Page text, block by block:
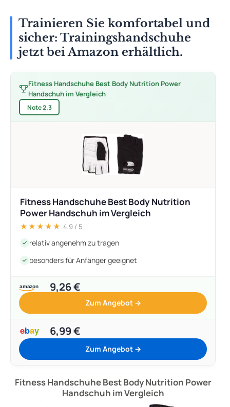
Trainieren Sie komfortabel und
sicher: Trainingshandschuhe
jetzt bei Amazon erhältlich.
Fitness Handschuhe Best Body Nutrition Power
Handschuh im Vergleich
Note 2.3
Fitness Handschuhe Best Body Nutrition
Power Handschuh im Vergleich
★★★★★ 4,9 / 5
relativ angenehm zu tragen
besonders für Anfänger geeignet
9,26 €
Zum Angebot →
6,99 €
Zum Angebot →
Fitness Handschuhe Best Body Nutrition Power
Handschuh im Vergleich